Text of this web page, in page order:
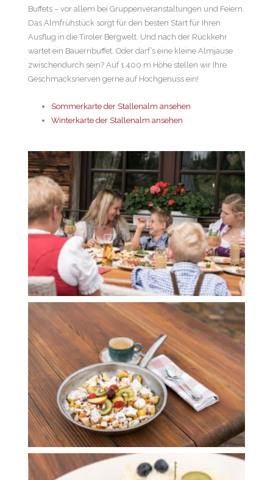
Buffets – vor allem bei Gruppenveranstaltungen und Feiern.
Das Almfrühstück sorgt für den besten Start für Ihren
Ausflug in die Tiroler Bergwelt. Und nach der Rückkehr
wartet ein Bauernbuffet. Oder darf’s eine kleine Almjause
zwischendurch sein? Auf 1.400 m Höhe stellen wir Ihre
Geschmacksnerven gerne auf Hochgenuss ein!
Sommerkarte der Stallenalm ansehen
Winterkarte der Stallenalm ansehen